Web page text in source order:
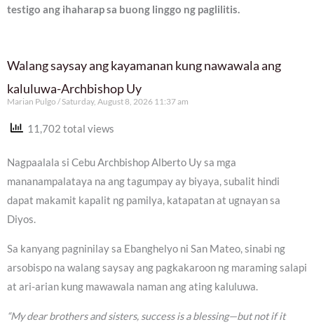
testigo ang ihaharap sa buong linggo ng paglilitis.
Walang saysay ang kayamanan kung nawawala ang
kaluluwa-Archbishop Uy
Marian Pulgo Saturday, August 8, 2026 11:37 am
11,702 total views
Nagpaalala si Cebu Archbishop Alberto Uy sa mga
mananampalataya na ang tagumpay ay biyaya, subalit hindi
dapat makamit kapalit ng pamilya, katapatan at ugnayan sa
Diyos.
Sa kanyang pagninilay sa Ebanghelyo ni San Mateo, sinabi ng
arsobispo na walang saysay ang pagkakaroon ng maraming salapi
at ari-arian kung mawawala naman ang ating kaluluwa.
“My dear brothers and sisters, success is a blessing—but not if it